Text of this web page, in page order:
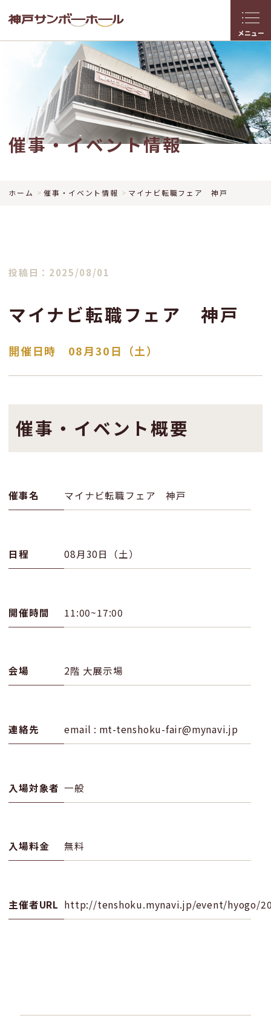
メニュー
催事・イベント情報
ホーム 催事・イベント情報 マイナビ転職フェア 神戸
マイナビ転職フェア 神戸
投稿日：2025/08/01
開催日時 08月30日（土）
催事・イベント概要
催事名 マイナビ転職フェア 神戸
日程 08月30日（土）
開催時間 11:00~17:00
会場 2階 大展示場
連絡先 email : mt-tenshoku-fair@mynavi.jp
入場対象者 一般
入場料金 無料
主催者URL http://tenshoku.mynavi.jp/event/hyogo/